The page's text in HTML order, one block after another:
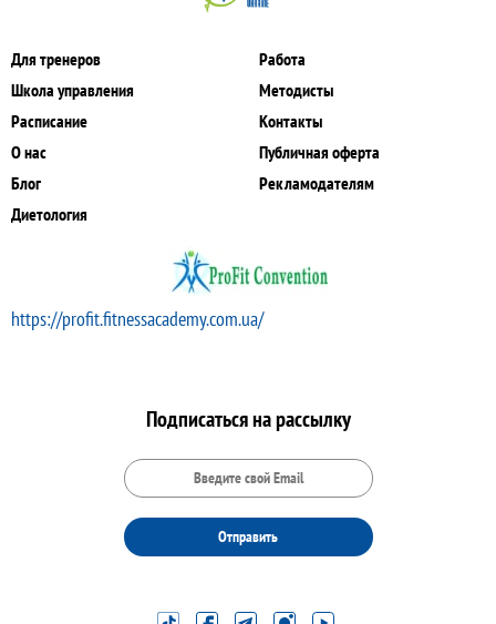
Для тренеров
Школа управления
Расписание
О нас
Блог
Диетология
Работа
Методисты
Контакты
Публичная оферта
Рекламодателям
https://profit.fitnessacademy.com.ua/
Подписаться на рассылку
Отправить